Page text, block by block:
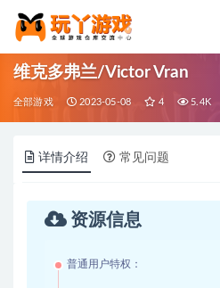
维克多弗兰/Victor Vran
全部游戏 2023-05-08 4 5.4K
详情介绍 常见问题
资源信息
普通用户特权：